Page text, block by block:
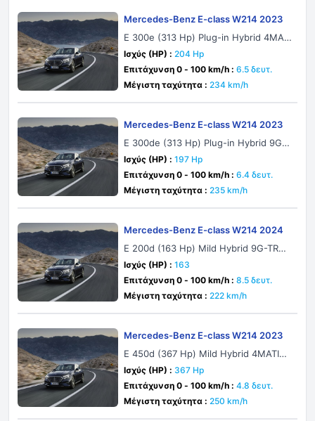
Mercedes-Benz E-class W214 2023
E 300e (313 Hp) Plug-in Hybrid 4MATI
C 9G-TRONIC
Ισχύς (HP) : 204 Hp
Επιτάχυνση 0 - 100 km/h : 6.5 δευτ.
Μέγιστη ταχύτητα : 234 km/h
Mercedes-Benz E-class W214 2023
E 300de (313 Hp) Plug-in Hybrid 9G-
TRONIC
Ισχύς (HP) : 197 Hp
Επιτάχυνση 0 - 100 km/h : 6.4 δευτ.
Μέγιστη ταχύτητα : 235 km/h
Mercedes-Benz E-class W214 2024
E 200d (163 Hp) Mild Hybrid 9G-TRO
NIC
Ισχύς (HP) : 163
Επιτάχυνση 0 - 100 km/h : 8.5 δευτ.
Μέγιστη ταχύτητα : 222 km/h
Mercedes-Benz E-class W214 2023
E 450d (367 Hp) Mild Hybrid 4MATIC
9G-TRONIC
Ισχύς (HP) : 367 Hp
Επιτάχυνση 0 - 100 km/h : 4.8 δευτ.
Μέγιστη ταχύτητα : 250 km/h